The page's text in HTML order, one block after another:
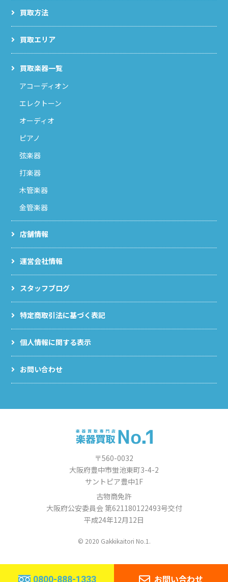
買取方法
買取エリア
買取楽器一覧
アコーディオン
エレクトーン
オーディオ
ピアノ
弦楽器
打楽器
木管楽器
金管楽器
店舗情報
運営会社情報
スタッフブログ
特定商取引法に基づく表記
個人情報に関する表示
お問い合わせ
〒560-0032
大阪府豊中市蛍池東町3-4-2
サントピア豊中1F
古物商免許
大阪府公安委員会 第621180122493号交付
平成24年12月12日
© 2020 Gakkikaitori No.1.
0800-888-1333 お問い合わせ